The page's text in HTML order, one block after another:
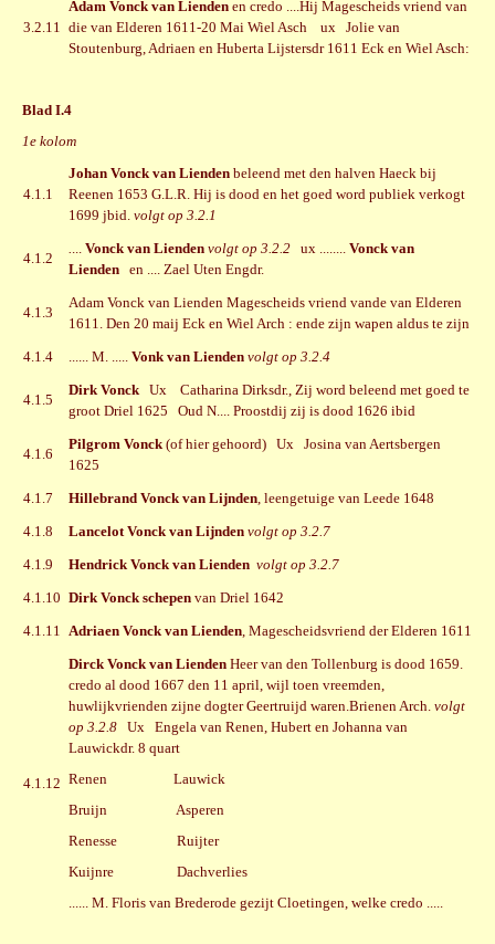
3.2.11
Adam Vonck van Lienden en credo ....Hij Magescheids vriend van
die van Elderen 1611-20 Mai Wiel Asch ux Jolie van
Stoutenburg, Adriaen en Huberta Lijstersdr 1611 Eck en Wiel Asch:
Blad I.4
1e kolom
4.1.1
Johan Vonck van Lienden beleend met den halven Haeck bij
Reenen 1653 G.L.R. Hij is dood en het goed word publiek verkogt
1699 jbid. volgt op 3.2.1
4.1.2
.... Vonck van Lienden volgt op 3.2.2 ux ........ Vonck van
Lienden en .... Zael Uten Engdr.
4.1.3
Adam Vonck van Lienden Magescheids vriend vande van Elderen
1611. Den 20 maij Eck en Wiel Arch : ende zijn wapen aldus te zijn
4.1.4
...... M. ..... Vonk van Lienden volgt op 3.2.4
4.1.5
Dirk Vonck Ux Catharina Dirksdr., Zij word beleend met goed te
groot Driel 1625 Oud N.... Proostdij zij is dood 1626 ibid
4.1.6
Pilgrom Vonck(of hier gehoord) Ux Josina van Aertsbergen
1625
4.1.7
Hillebrand Vonck van Lijnden, leengetuige van Leede 1648
4.1.8
Lancelot Vonck van Lijnden volgt op 3.2.7
4.1.9
Hendrick Vonck van Lienden volgt op 3.2.7
4.1.10 Dirk Vonck schepen van Driel 1642
4.1.11 Adriaen Vonck van Lienden, Magescheidsvriend der Elderen 1611
4.1.12
Dirck Vonck van Lienden Heer van den Tollenburg is dood 1659.
credo al dood 1667 den 11 april, wijl toen vreemden,
huwlijkvrienden zijne dogter Geertruijd waren.Brienen Arch. volgt
op 3.2.8 Ux Engela van Renen, Hubert en Johanna van
Lauwickdr. 8 quart
Renen Lauwick
Bruijn Asperen
Renesse Ruijter
Kuijnre Dachverlies
...... M. Floris van Brederode gezijt Cloetingen, welke credo .....